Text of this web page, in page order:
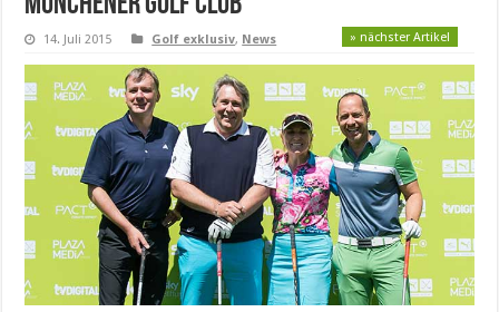
14. Juli 2015 Golf exklusiv, News » nächster Artikel